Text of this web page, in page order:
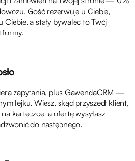
Gość rezerwuje u Ciebie,
Ciebie, a stały bywalec to Twój
zapytania, plus GawendaCRM —
lejku. Wiesz, skąd przyszedł klient,
karteczce, a ofertę wysyłasz
do następnego.